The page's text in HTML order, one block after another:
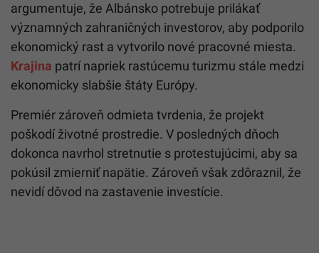
argumentuje, že Albánsko potrebuje prilákať
významných zahraničných investorov, aby podporilo
ekonomický rast a vytvorilo nové pracovné miesta.
Krajina patrí napriek rastúcemu turizmu stále medzi
ekonomicky slabšie štáty Európy.
Premiér zároveň odmieta tvrdenia, že projekt
poškodí životné prostredie. V posledných dňoch
dokonca navrhol stretnutie s protestujúcimi, aby sa
pokúsil zmierniť napätie. Zároveň však zdôraznil, že
nevidí dôvod na zastavenie investície.